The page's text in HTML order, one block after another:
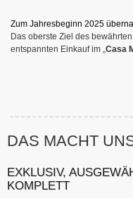
Zum Jahresbeginn 2025
Das oberste Ziel des
entspannten Einkauf im „ Casa
DAS MACHT
EXKLUSIV,
KOMPLETT